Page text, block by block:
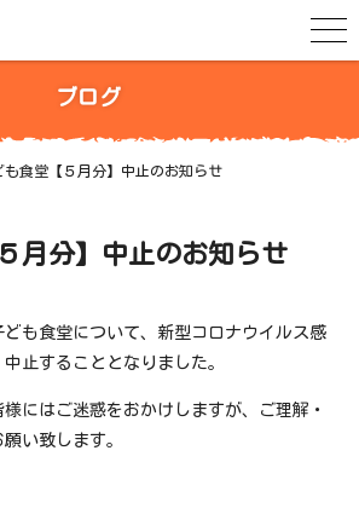
ブログ
も食堂【５月分】中止のお知らせ
月分】中止のお知らせ
ども食堂について、新型コロナウイルス感
止することとなりました。
にはご迷惑をおかけしますが、ご理解・
い致します。